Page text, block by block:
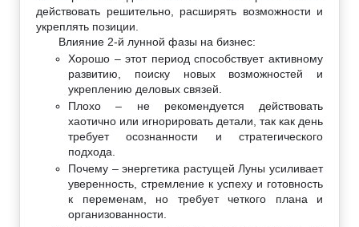
действовать решительно, расширять возможности и
укреплять позиции.
Влияние 2-й лунной фазы на бизнес:
Хорошо – этот период способствует активному
развитию, поиску новых возможностей и
укреплению деловых связей.
Плохо – не рекомендуется действовать
хаотично или игнорировать детали, так как день
требует осознанности и стратегического
подхода.
Почему – энергетика растущей Луны усиливает
уверенность, стремление к успеху и готовность
к переменам, но требует четкого плана и
организованности.